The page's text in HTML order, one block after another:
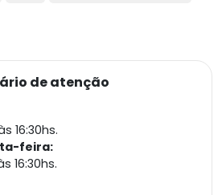
de atenção
16:30hs.
feira:
16:30hs.